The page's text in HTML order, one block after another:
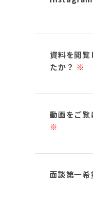
資料を閲覧
たか？ ※
動画をご覧
※
面談第一希